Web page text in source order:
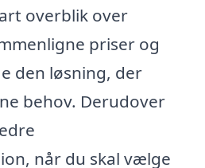
overblik over
priser og
den løsning, der
behov. Derudover
når du skal vælge